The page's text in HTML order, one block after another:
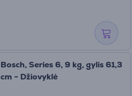
Bosch, Series 6, 9 kg, gylis 61,3
cm - Džiovyklė